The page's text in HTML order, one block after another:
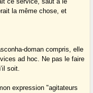
la même chose, et
doman compris, elle
ad hoc. Ne pas le faire
soit.
expression "agitateurs